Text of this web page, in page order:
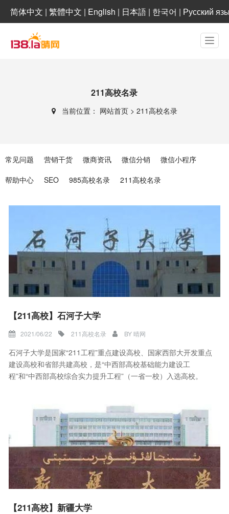
简体中文 | 繁體中文 | English | 日本語 | 한국어 | Русский
211高校名录
当前位置： 网站首页 > 211高校名录
常见问题 营销干货 微商资讯 微信分销
微信小程序
帮助中心
SEO 985高校名录 211高校名录
【211高校】石河子大学
2021/06/22 211高校名录 BY晴网
石河子大学是国家“211工程”重点建设高校、国家西部大开发重点
建设高校和省部共建高校，是“中西部高校基础能力建设工
程”和“中西部高校综合实力提升工程”（一省一校）入选高校。
【211高校】新疆大学